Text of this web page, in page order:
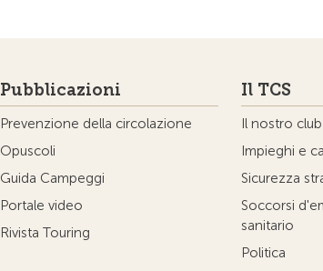
Pubblicazioni
Prevenzione della circolazione
Opuscoli
Guida Campeggi
Portale video
Rivista Touring
Il TCS
Il nostro club
Impieghi e
Sicurezza
Soccorsi
sanitario
Politica